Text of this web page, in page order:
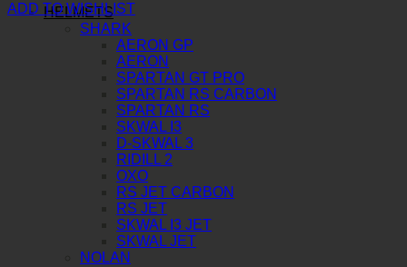
HELMETS
SHARK
AERON GP
AERON
SPARTAN GT PRO
SPARTAN RS CARBON
SPARTAN RS
SKWAL I3
D-SKWAL 3
RIDILL 2
OXO
RS JET CARBON
RS JET
SKWAL I3 JET
SKWAL JET
NOLAN
ADD TO WISHLIST